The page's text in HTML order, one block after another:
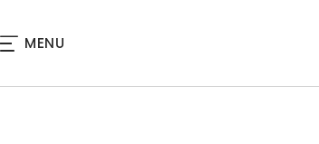
MENU